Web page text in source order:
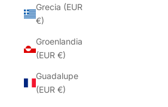
Grecia (EUR
€)
Groenlandia
(EUR €)
Guadalupe
(EUR €)